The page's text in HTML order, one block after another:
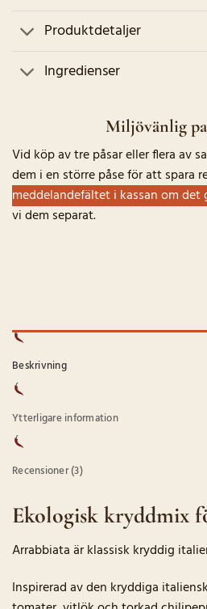
Produktdetaljer
Ingredienser
Miljövänlig
Vid köp av tre påsar eller flera av
dem i en större påse för att spara
meddelandefältet i kassan om det
vi dem separat.
Beskrivning
Ytterligare information
Recensioner (3)
Ekologisk kryddmix
Arrabbiata är klassisk kryddig
Inspirerad av den kryddiga